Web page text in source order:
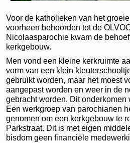
Voor de katholieken van het
voorheen behoorden tot de
Nicolaasparochie kwam de
kerkgebouw.
Men vond een kleine kerkruimte
vorm van een klein
gebruikt worden, maar het moest
aangepast worden en weer in de
gebracht worden. Dit onderkomen
Een werkgroep van parochianen
genomen om een kerkgebouw te
Parkstraat. Dit is met eigen
bisdom geen financiële